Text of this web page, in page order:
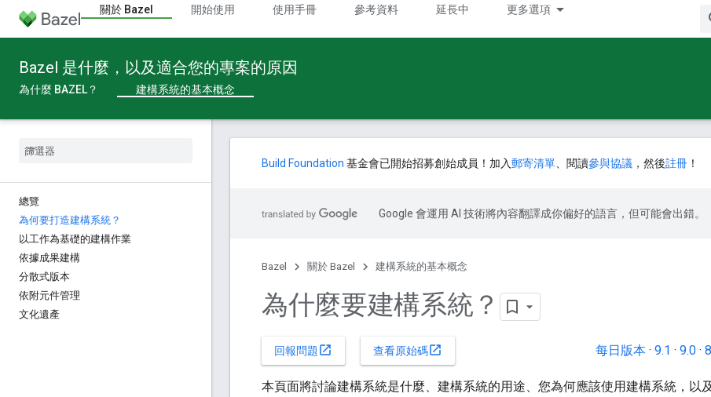
關於 Bazel 開始使用 使用手冊 參考資料 延長中 更多選項
Bazel 是什麼，以及適合您的專案的原因
為什麼 BAZEL？ 建構系統的基本概念
總覽
為何要打造建構系統？
以工作為基礎的建構作業
依據成果建構
分散式版本
依附元件管理
文化遺產
Build Foundation 基金會已開始招募創始成員！加入郵寄清單 、閱讀參與協議 ，然後註冊 ！
Google 會運用 AI 技術將內容翻譯成你偏好的語言，但可能會出錯。
Bazel 關於 Bazel 建構系統的基本概念
為什麼要建構系統？
回報問題 open_in_new 查看原始碼open_in_new 每日版本 · 9.1 · 9.0 ·
本頁面將討論建構系統是什麼、建構系統的用途、您為何應該使用建構系統，以